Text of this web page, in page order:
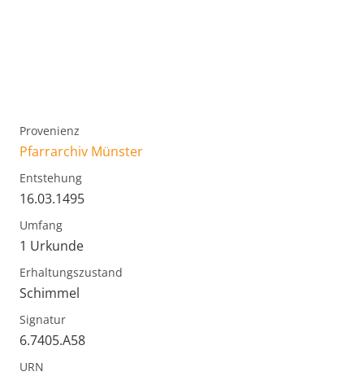
Provenienz
Pfarrarchiv Münster
Entstehung
16.03.1495
Umfang
1 Urkunde
Erhaltungszustand
Schimmel
Signatur
6.7405.A58
URN